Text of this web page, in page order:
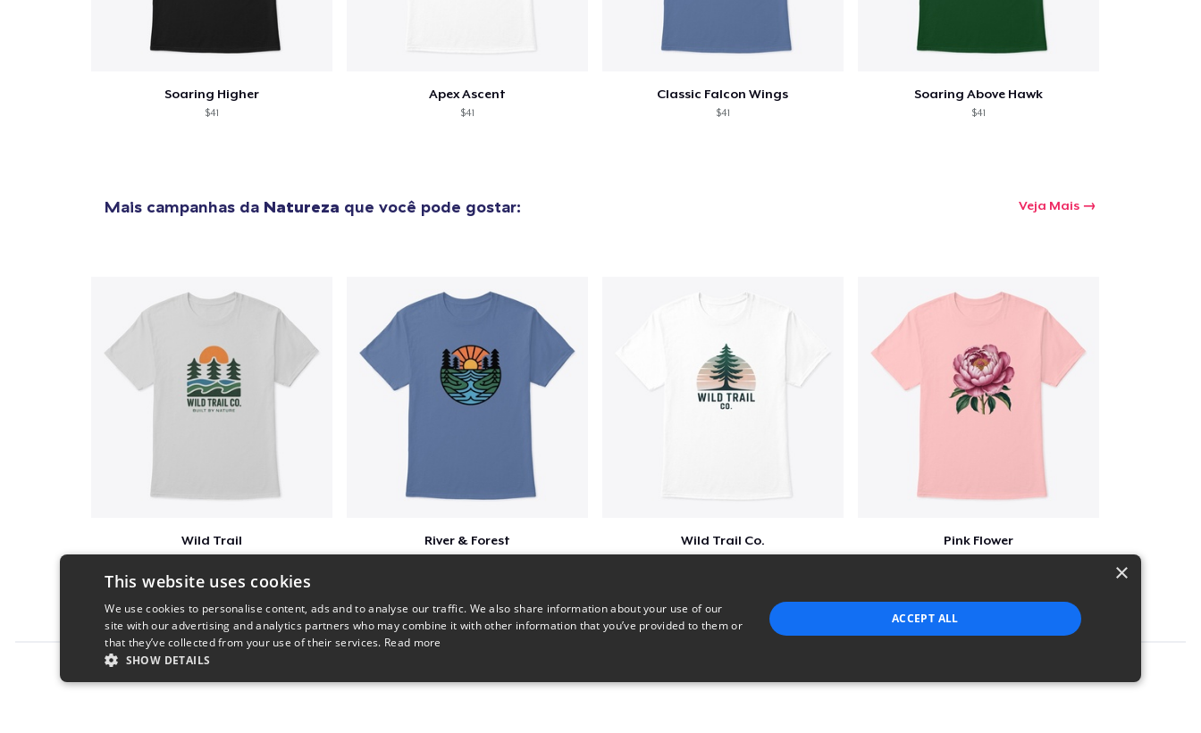
Soaring Higher
$41
Apex Ascent
$41
Classic Falcon Wings
$41
Soaring Above Hawk
$41
Mais campanhas da Natureza que você pode gostar: Veja Mais
Wild Trail River & Forest Wild Trail Co. Pink Flower
×
This website uses cookies
We use cookies to personalise content, ads and to analyse our traffic. We also share information about your use of our
site with our advertising and analytics partners who may combine it with other information that you’ve provided to them or
that they’ve collected from your use of their services. Read more
SHOW DETAILS
ACCEPT ALL